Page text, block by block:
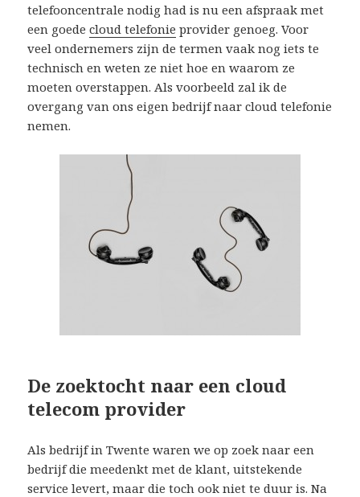
telefooncentrale nodig had is nu een afspraak met
een goedecloud telefonie provider genoeg. Voor
veel ondernemers zijn de termen vaak nog iets te
technisch en weten ze niet hoe en waarom ze
moeten overstappen. Als voorbeeld zal ik de
overgang van ons eigen bedrijf naar cloud telefonie
nemen.
De zoektocht naar een cloud
telecom provider
Als bedrijf in Twente waren we op zoek naar een
bedrijf die meedenkt met de klant, uitstekende
service levert, maar die toch ook niet te duur is. Na